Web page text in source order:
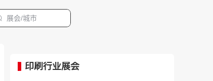
印刷行业展会